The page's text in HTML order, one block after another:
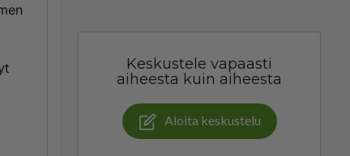
Keskustele vapaasti
aiheesta kuin aiheesta
Aloita keskustelu